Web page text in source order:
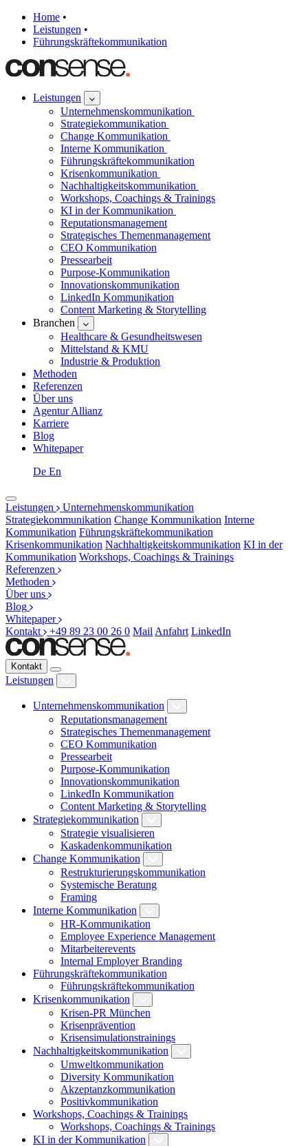
Home •
Leistungen •
Führungskräftekommunikation
Leistungen
Unternehmenskommunikation
Strategiekommunikation
Change Kommunikation
Interne Kommunikation
Führungskräftekommunikation
Krisenkommunikation
Nachhaltigkeitskommunikation
Workshops, Coachings & Trainings
KI in der Kommunikation
Reputationsmanagement
Strategisches Themenmanagement
CEO Kommunikation
Pressearbeit
Purpose-Kommunikation
Innovationskommunikation
LinkedIn Kommunikation
Content Marketing & Storytelling
Branchen
Healthcare & Gesundheitswesen
Mittelstand & KMU
Industrie & Produktion
Methoden
Referenzen
Über uns
Agentur Allianz
Karriere
Blog
Whitepaper
De En
Leistungen
Unternehmenskommunikation
Strategiekommunikation Change Kommunikation Interne
Kommunikation Führungskräftekommunikation
Krisenkommunikation Nachhaltigkeitskommunikation KI in der
Kommunikation Workshops, Coachings & Trainings
Referenzen
Methoden
Über uns
Blog
Whitepaper
Kontakt
+49 89 23 00 26 0 MailAnfahrt LinkedIn
Kontakt
Leistungen
Unternehmenskommunikation
Reputationsmanagement
Strategisches Themenmanagement
CEO Kommunikation
Pressearbeit
Purpose-Kommunikation
Innovationskommunikation
LinkedIn Kommunikation
Content Marketing & Storytelling
Strategiekommunikation
Strategie visualisieren
Kaskadenkommunikation
Change Kommunikation
Restrukturierungskommunikation
Systemische Beratung
Framing
Interne Kommunikation
HR-Kommunikation
Employee Experience Management
Mitarbeiterevents
Internal Employer Branding
Führungskräftekommunikation
Führungskräftekommunikation
Krisenkommunikation
Krisen-PR München
Krisenprävention
Krisensimulationstrainings
Nachhaltigkeitskommunikation
Umweltkommunikation
Diversity Kommunikation
Akzeptanzkommunikation
Positivkommunikation
Workshops, Coachings & Trainings
Workshops, Coachings & Trainings
KI in der Kommunikation